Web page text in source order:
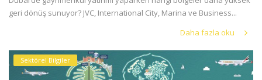
geri dönüş sunuyor? JVC, International City, Marina ve Business...
Daha fazla oku
Sektörel Bilgiler